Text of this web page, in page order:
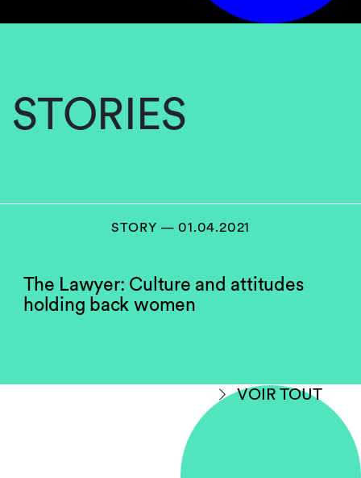
STORIES
STORY — 01.04.2021
The Lawyer: Culture and attitudes
holding back women
VOIR TOUT